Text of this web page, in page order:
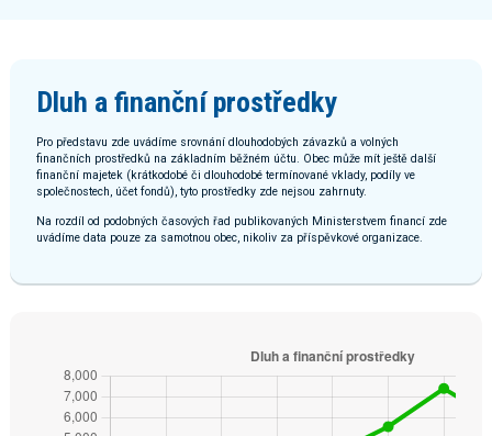
Dluh a finanční prostředky
Pro představu zde uvádíme srovnání dlouhodobých závazků a volných
finančních prostředků na základním běžném účtu. Obec může mít ještě další
finanční majetek (krátkodobé či dlouhodobé termínované vklady, podíly ve
společnostech, účet fondů), tyto prostředky zde nejsou zahrnuty.
Na rozdíl od podobných časových řad publikovaných Ministerstvem financí zde
uvádíme data pouze za samotnou obec, nikoliv za příspěvkové organizace.